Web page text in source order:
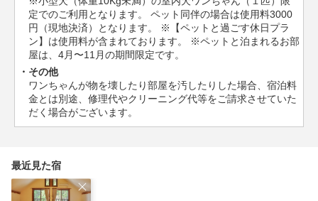
定でのご利用となります。 ペット同伴の場合は使用料3000
円（現地決済）となります。 ※【ペットと過ごす休日プラ
ン】は使用料が含まれております。 ※ペットと泊まれるお部
屋は、4月〜11月の期間限定です。
その他
ワンちゃんが物を壊したり部屋を汚したりした場合、宿泊料
金とは別途、修理代やクリーニング代等をご請求させていた
だく場合がございます。
最近見た宿